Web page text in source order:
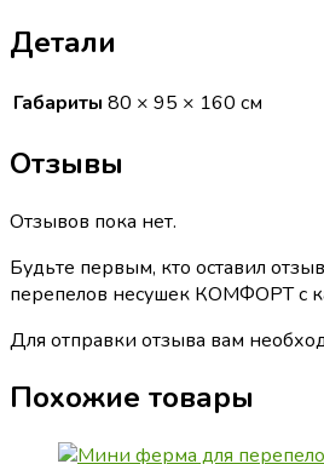
Детали
Габариты 80 × 95 × 160 см
Отзывы
Отзывов пока нет.
Будьте первым, кто оставил
перепелов несушек КОМФОРТ с
Для отправки отзыва вам
Похожие товары